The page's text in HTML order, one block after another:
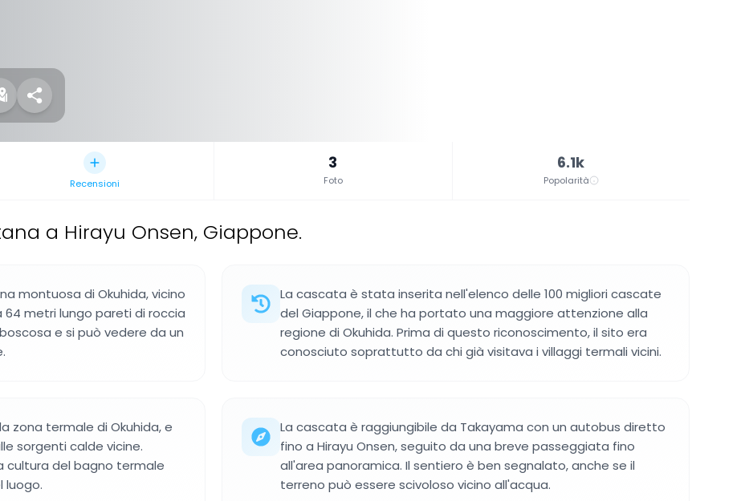
Recensioni
3
Foto
6.1k
Popolarità
a Hirayu Onsen, Giappone.
montuosa di Okuhida, vicino
metri lungo pareti di roccia
e si può vedere da un
La cascata è stata inserita nell'elenco delle 100 migliori cascate
del Giappone, il che ha portato una maggiore attenzione alla
regione di Okuhida. Prima di questo riconoscimento, il sito era
conosciuto soprattutto da chi già visitava i villaggi termali vicini.
zona termale di Okuhida, e
sorgenti calde vicine.
cultura del bagno termale
luogo.
La cascata è raggiungibile da Takayama con un autobus diretto
fino a Hirayu Onsen, seguito da una breve passeggiata fino
all'area panoramica. Il sentiero è ben segnalato, anche se il
terreno può essere scivoloso vicino all'acqua.